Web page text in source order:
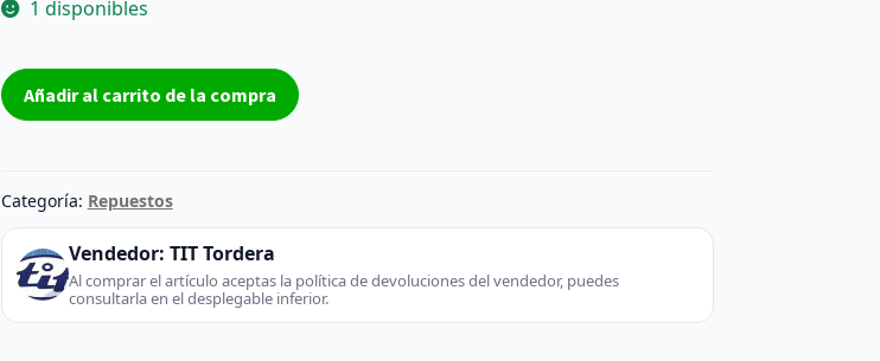
1 disponibles
Placa
Base
-
SAMSUNG
(TV
Monitor)
Añadir al carrito de la compra
Categoría: Repuestos
Vendedor: TIT Tordera
Al comprar el artículo aceptas la política de devoluciones del vendedor, puedes
consultarla en el desplegable inferior.